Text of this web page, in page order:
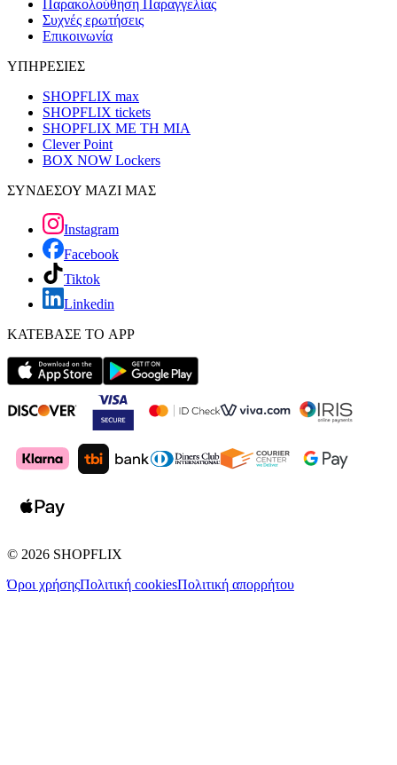
Παρακολούθηση Παραγγελίας
Συχνές ερωτήσεις
Επικοινωνία
ΥΠΗΡΕΣΙΕΣ
SHOPFLIX max
SHOPFLIX tickets
SHOPFLIX ΜΕ ΤΗ ΜΙΑ
Clever Point
BOX NOW Lockers
ΣΥΝΔΕΣΟΥ ΜΑΖΙ ΜΑΣ
Instagram
Facebook
Tiktok
Linkedin
ΚΑΤΕΒΑΣΕ ΤΟ APP
© 2026 SHOPFLIX
Όροι χρήσηςΠολιτική cookiesΠολιτική απορρήτου